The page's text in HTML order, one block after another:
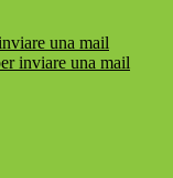
una mail
inviare una mail